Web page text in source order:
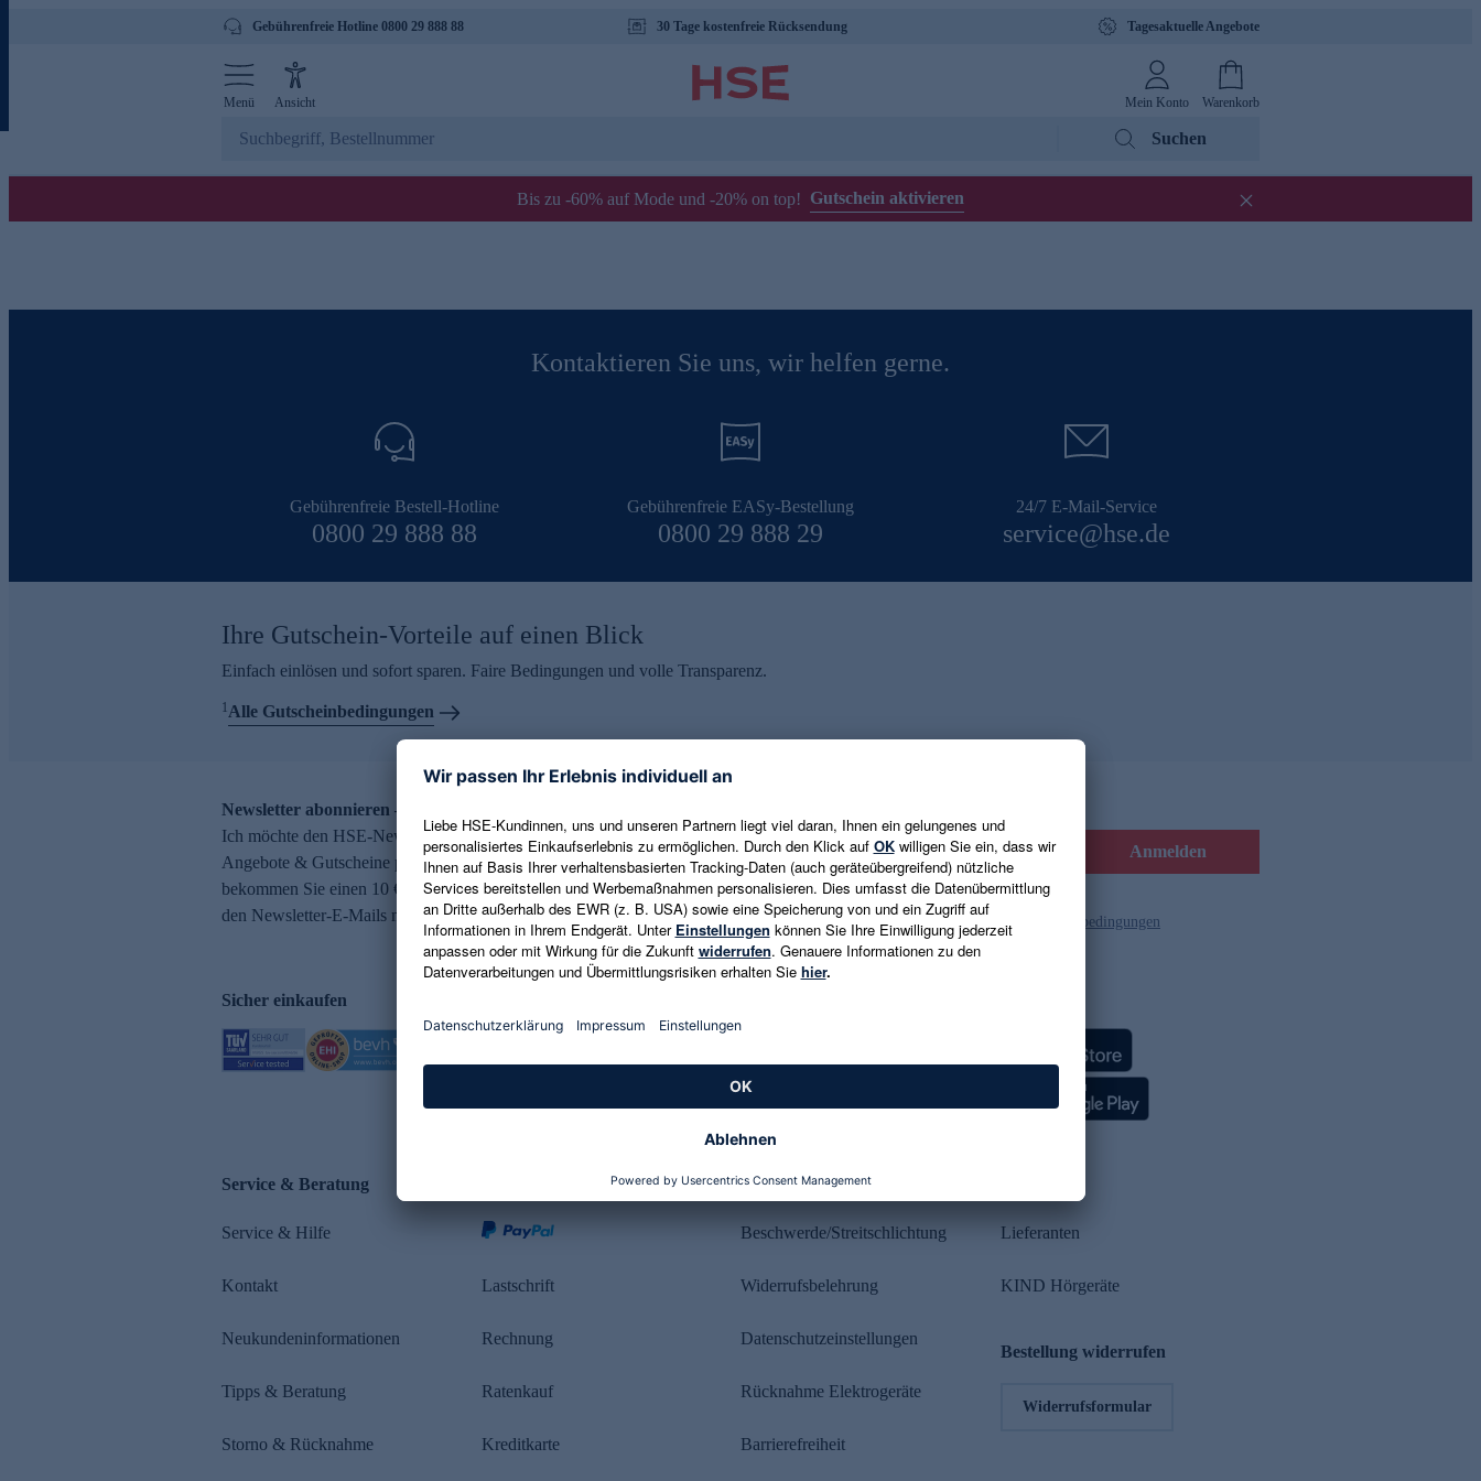
Gebührenfreie Hotline 0800 29 888 88 30 Tage kostenfreie Rücksendung Tagesaktuelle Angebote
Menü Ansicht Mein Konto Warenkorb
Suchen
Bis zu -60% auf Mode und -20% on top! Gutschein aktivieren
Kontaktieren Sie uns, wir helfen gerne.
Gebührenfreie Bestell-Hotline
0800 29 888 88
Gebührenfreie EASy-Bestellung
0800 29 888 29
24/7 E-Mail-Service
service@hse.de
Ihre Gutschein-Vorteile auf einen Blick
Einfach einlösen und sofort sparen. Faire Bedingungen und volle Transparenz.
1Alle Gutscheinbedingungen
Newsletter abonnieren – 10 € Gutschein erhalten
Ich möchte den HSE-Newsletter abonnieren und aktuelle Trends,
Angebote & Gutscheine per E-Mail erhalten. Als Dankeschön
bekommen Sie einen 10 € Gutschein. Eine Abmeldung ist jederzeit in
den Newsletter-E-Mails möglich.
E-Mail-Adresse eingeben Anmelden
Es gelten die Datenschutzrichtlinien und die Gutscheinbedingungen
Sicher einkaufen
Service & Beratung
Service & Hilfe
Kontakt
Neukundeninformationen
Tipps & Beratung
Storno & Rücknahme
Lastschrift
Rechnung
Ratenkauf
Kreditkarte
Rechtliches
Beschwerde/Streitschlichtung
Widerrufsbelehrung
Datenschutzeinstellungen
Rücknahme Elektrogeräte
Barrierefreiheit
Lieferanten
KIND Hörgeräte
Bestellung widerrufen
Widerrufsformular